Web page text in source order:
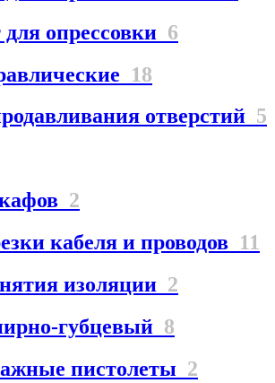
опрессовки 6
18
отверстий 5
2
кабеля и проводов 11
изоляции 2
губцевый 8
пистолеты 2